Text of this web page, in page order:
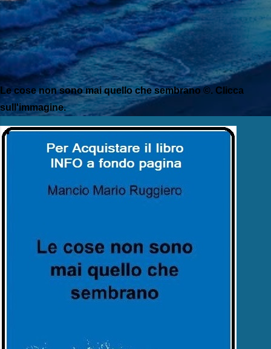
Le cose non sono mai quello che sembrano ©. Clicca
sull'immagine.